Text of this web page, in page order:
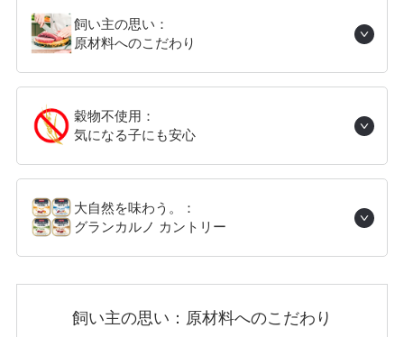
飼い主の思い：
原材料へのこだわり
穀物不使用：
気になる子にも安心
大自然を味わう。：
グランカルノ カントリー
飼い主の思い：原材料へのこだわり